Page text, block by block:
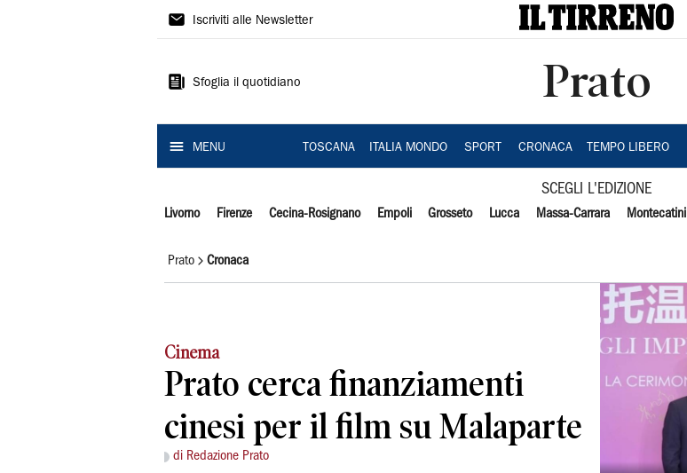
Il
Iscriviti alle Newsletter
Sfoglia il quotidiano Prato
MENU TOSCANA ITALIA MONDO SPORT CRONACA TEMPO LIBERO
SCEGLI L'EDIZIONE
Livorno Firenze Cecina-Rosignano Empoli Grosseto Lucca Massa-Carrara Montecatini
Prato Cronaca
Cinema
Prato cerca finanziamenti
cinesi per il film su Malaparte
di Redazione Prato